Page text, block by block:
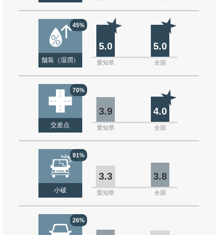
45%
舗装（湿潤）
5.0 5.0
愛知県 全国
70%
交差点
3.9 4.0
愛知県 全国
91%
小破
3.3 3.8
愛知県 全国
26%